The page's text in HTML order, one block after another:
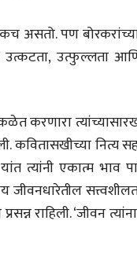
असतो. पण
उत्फुल्लता
करणारा
कवितासखीच्या
त्यांनी एकात्म भाव
जीवनधारेतील
राहिली. ‘जीवन
'चीन
पुस्तकाचा
सानिया
नीती बडवे,
30 Jul
एक सक्षम